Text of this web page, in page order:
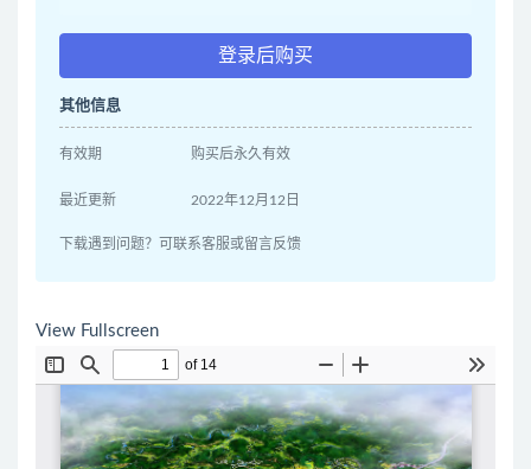
登录后购买
其他信息
有效期 购买后永久有效
最近更新 2022年12月12日
下载遇到问题？可联系客服或留言反馈
View Fullscreen